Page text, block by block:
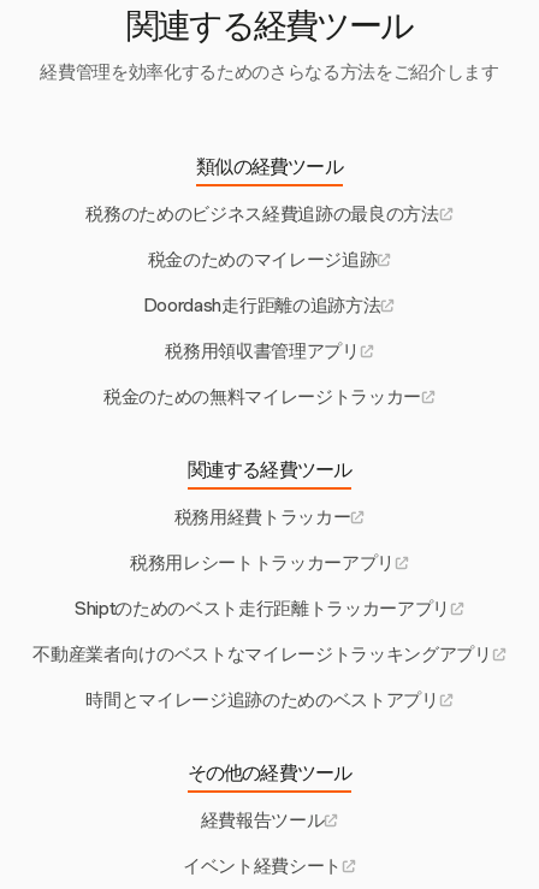
ください。関連する経費ツール
経費管理を効率化するためのさらなる方法をご紹介します
類似の経費ツール
税務のためのビジネス経費追跡の最良の方法
税金のためのマイレージ追跡
Doordash走行距離の追跡方法
税務用領収書管理アプリ
税金のための無料マイレージトラッカー
関連する経費ツール
税務用経費トラッカー
税務用レシートトラッカーアプリ
Shiptのためのベスト走行距離トラッカーアプリ
不動産業者向けのベストなマイレージトラッキングアプリ
時間とマイレージ追跡のためのベストアプリ
その他の経費ツール
経費報告ツール
イベント経費シート